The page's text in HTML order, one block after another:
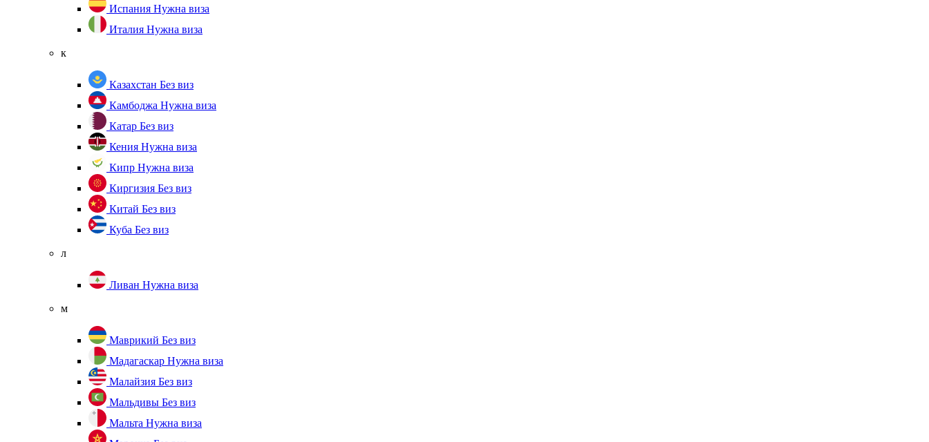
Испания Нужна виза
Италия Нужна виза
к
Казахстан Без виз
Камбоджа Нужна виза
Катар Без виз
Кения Нужна виза
Кипр Нужна виза
Киргизия Без виз
Китай Без виз
Куба Без виз
л
Ливан Нужна виза
м
Маврикий Без виз
Мадагаскар Нужна виза
Малайзия Без виз
Мальдивы Без виз
Мальта Нужна виза